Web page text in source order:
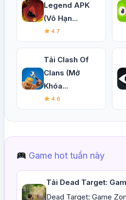
Legend APK
(Vô Hạn...
4.7
Tải Clash Of
Clans (Mở
Khóa...
4.6
Game hot tuần này
Tải Dead Target:
Dead Target: Game